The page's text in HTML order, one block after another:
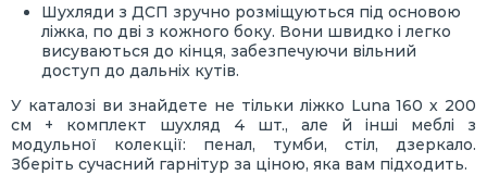
Шухляди з ДСП зручно розміщуються під основою
ліжка, по дві з кожного боку. Вони швидко і легко
висуваються до кінця, забезпечуючи вільний
доступ до дальніх кутів.
У каталозі ви знайдете не тільки ліжко Luna 160 х 200
см + комплект шухляд 4 шт., але й інші меблі з
модульної колекції: пенал, тумби, стіл, дзеркало.
Зберіть сучасний гарнітур за ціною, яка вам підходить.